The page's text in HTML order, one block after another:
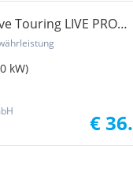
Touring LIVE PROF
kW)
€